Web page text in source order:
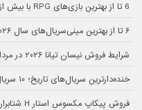
6 تا از بهترین بازی‌های RPG با بیش از 200 ساعت گیم‌پلی
۶ تا از بهترین مینی‌سریال‌های سال ۲۰۲۶ تاکنون
شرایط فروش نیسان تیانا ۲۰۲۶ در مرداد ۱۴۰۵ اعلام شد
خنده‌دارترین سریال‌های تاریخ؛ ۱۰ سریال کمدی که شما را حسابی می‌خندانند
فروش پیکاپ مکسوس استار H شتابران خودرو با قیمت قطعی در مرداد 1405